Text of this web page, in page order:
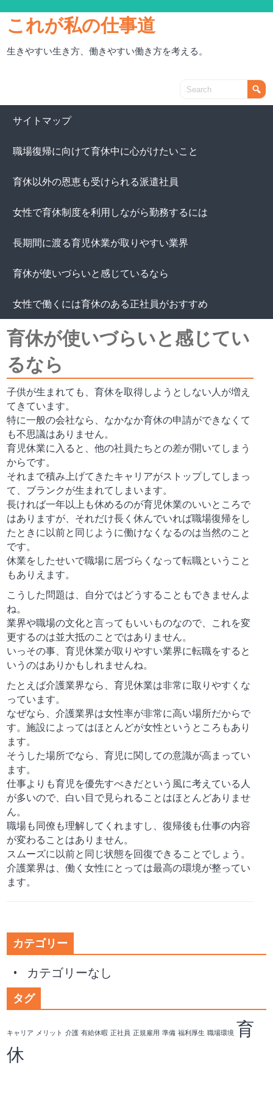
これが私の仕事道
生きやすい生き方、働きやすい働き方を考える。
サイトマップ
職場復帰に向けて育休中に心がけたいこと
育休以外の恩恵も受けられる派遣社員
女性で育休制度を利用しながら勤務するには
長期間に渡る育児休業が取りやすい業界
育休が使いづらいと感じているなら
女性で働くには育休のある正社員がおすすめ
育休が使いづらいと感じてい
るなら
子供が生まれても、育休を取得しようとしない人が増え
てきています。
特に一般の会社なら、なかなか育休の申請ができなくて
も不思議はありません。
育児休業に入ると、他の社員たちとの差が開いてしまう
からです。
それまで積み上げてきたキャリアがストップしてしまっ
て、ブランクが生まれてしまいます。
長ければ一年以上も休めるのが育児休業のいいところで
はありますが、それだけ長く休んでいれば職場復帰をし
たときに以前と同じように働けなくなるのは当然のこと
です。
休業をしたせいで職場に居づらくなって転職ということ
もありえます。
こうした問題は、自分ではどうすることもできませんよ
ね。
業界や職場の文化と言ってもいいものなので、これを変
更するのは並大抵のことではありません。
いっその事、育児休業が取りやすい業界に転職をすると
いうのはありかもしれませんね。
たとえば介護業界なら、育児休業は非常に取りやすくな
っています。
なぜなら、介護業界は女性率が非常に高い場所だからで
す。施設によってはほとんどが女性というところもあり
ます。
そうした場所でなら、育児に関しての意識が高まってい
ます。
仕事よりも育児を優先すべきだという風に考えている人
が多いので、白い目で見られることはほとんどありませ
ん。
職場も同僚も理解してくれますし、復帰後も仕事の内容
が変わることはありません。
スムーズに以前と同じ状態を回復できることでしょう。
介護業界は、働く女性にとっては最高の環境が整ってい
ます。
カテゴリー
カテゴリーなし
タグ
キャリア メリット 介護 有給休暇 正社員 正規雇用 準備 福利厚生 職場環境 育
休